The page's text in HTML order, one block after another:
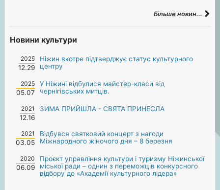
Більше новин...
Новини культури
2025
12.29
Ніжин вкотре підтверджує статус культурного
центру
2025
05.07
У Ніжині відбулися майстер-класи від
чернігівських митців.
2021
12.16
ЗИМА ПРИЙШЛА - СВЯТА ПРИНЕСЛА
2021
03.05
Відбувся святковий концерт з нагоди
Міжнародного жіночого дня – 8 березня
2020
06.09
Проєкт управління культури і туризму Ніжинської
міської ради – однин з переможців конкурсного
відбору до «Академії культурного лідера»